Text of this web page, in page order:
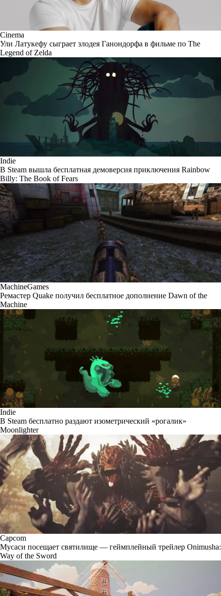
Cinema
Ули Латукефу сыграет злодея Ганондорфа в фильме по The
Legend of Zelda
Indie
В Steam вышла бесплатная демоверсия приключения Rainbow
Billy: The Book of Fears
MachineGames
Ремастер Quake получил бесплатное дополнение Dawn of the
Machine
Indie
В Steam бесплатно раздают изометрический «рогалик»
Moonlighter
Capcom
Мусаси посещает святилище — геймплейный трейлер Onimusha:
Way of the Sword